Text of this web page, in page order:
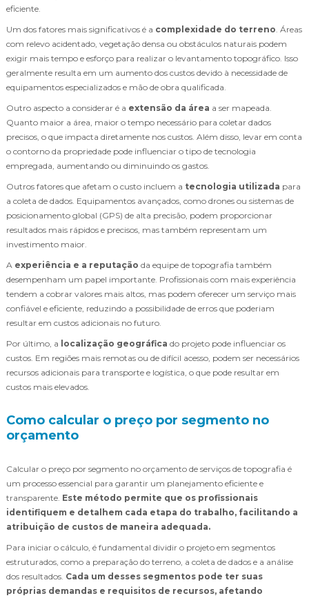
eficiente.
Um dos fatores mais significativos é a complexidade do terreno. Áreas
com relevo acidentado, vegetação densa ou obstáculos naturais podem
exigir mais tempo e esforço para realizar o levantamento topográfico. Isso
geralmente resulta em um aumento dos custos devido à necessidade de
equipamentos especializados e mão de obra qualificada.
Outro aspecto a considerar é a extensão da área a ser mapeada.
Quanto maior a área, maior o tempo necessário para coletar dados
precisos, o que impacta diretamente nos custos. Além disso, levar em conta
o contorno da propriedade pode influenciar o tipo de tecnologia
empregada, aumentando ou diminuindo os gastos.
Outros fatores que afetam o custo incluem a tecnologia utilizada para
a coleta de dados. Equipamentos avançados, como drones ou sistemas de
posicionamento global (GPS) de alta precisão, podem proporcionar
resultados mais rápidos e precisos, mas também representam um
investimento maior.
A experiência e a reputação da equipe de topografia também
desempenham um papel importante. Profissionais com mais experiência
tendem a cobrar valores mais altos, mas podem oferecer um serviço mais
confiável e eficiente, reduzindo a possibilidade de erros que poderiam
resultar em custos adicionais no futuro.
Por último, a localização geográfica do projeto pode influenciar os
custos. Em regiões mais remotas ou de difícil acesso, podem ser necessários
recursos adicionais para transporte e logística, o que pode resultar em
custos mais elevados.
Como calcular o preço por segmento no
orçamento
Calcular o preço por segmento no orçamento de serviços de topografia é
um processo essencial para garantir um planejamento eficiente e
transparente. Este método permite que os profissionais
identifiquem e detalhem cada etapa do trabalho, facilitando a
atribuição de custos de maneira adequada.
Para iniciar o cálculo, é fundamental dividir o projeto em segmentos
estruturados, como a preparação do terreno, a coleta de dados e a análise
dos resultados. Cada um desses segmentos pode ter suas
próprias demandas e requisitos de recursos, afetando